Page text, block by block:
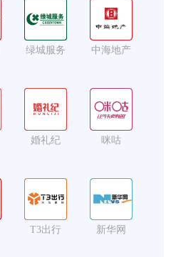
绿城服务 中海地产
婚礼纪 咪咕
T3出行 新华网